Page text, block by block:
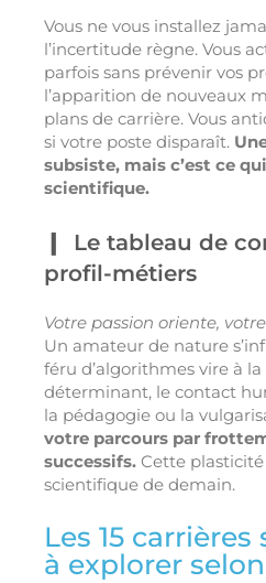
Vous ne vous installez
l’incertitude règne. Vous
parfois sans prévenir vos
l’apparition de nouveaux
plans de carrière. Vous
si votre poste disparaît.
subsiste, mais c’est ce
scientifique.
Le tableau de
profil-métiers
Votre passion oriente,
Un amateur de nature
féru d’algorithmes vire à
déterminant, le contact
la pédagogie ou la
votre parcours par
successifs. Cette
scientifique de demain.
Les 15
à explorer